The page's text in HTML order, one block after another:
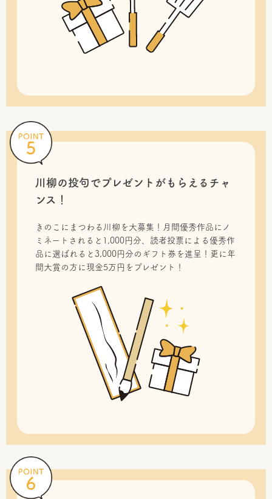
川柳の投句でプレゼントがもらえるチャ
ンス！
きのこにまつわる川柳を大募集！月間優秀作品にノ
ミネートされると1,000円分、読者投票による優秀作
品に選ばれると3,000円分のギフト券を進呈！更に年
間大賞の方に現金5万円をプレゼント！